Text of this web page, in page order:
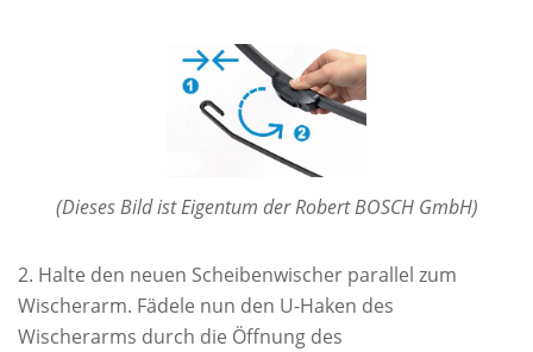
(Dieses Bild ist Eigentum der Robert BOSCH GmbH)
Halte den neuen Scheibenwischer parallel zum
Wischerarm. Fädele nun den U-Haken des
Wischerarms durch die Öffnung des